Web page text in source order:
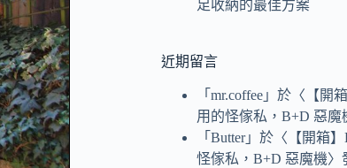
足收納的最佳方案
近期留言
「mr.coffee 」於〈 【開
用的怪傢私，B+D 惡魔
「Butter」於〈 【開箱
怪傢私，B+D 惡魔機〉